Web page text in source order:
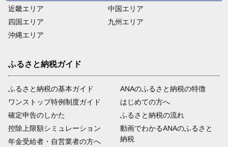
近畿エリア
四国エリア
沖縄エリア
中国エリア
九州エリア
ふるさと納税ガイド
ふるさと納税の基本ガイド
ワンストップ特例制度ガイド
確定申告のしかた
控除上限額シミュレーション
年金受給者・自営業者の方へ
ANAのふるさと納税の特徴
はじめての方へ
ふるさと納税の流れ
動画でわかるANAのふるさと
納税